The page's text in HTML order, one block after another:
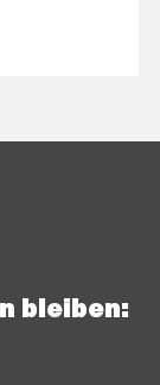
bleiben: